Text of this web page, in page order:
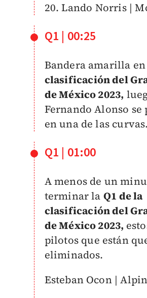
20. Lando Norris |
Q1 | 00:25
Bandera amarilla
clasificación del
de México 2023,
Fernando Alonso se
en una de las curvas.
Q1 | 01:00
A menos de un
terminar la Q1 de la
clasificación del
de México 2023,
pilotos que están
eliminados.
Esteban Ocon |